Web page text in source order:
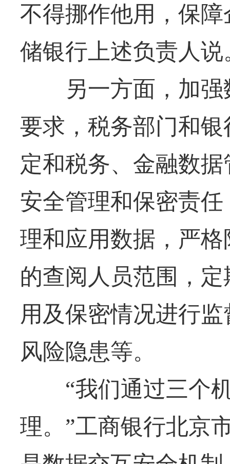
不得挪作他用，保
储银行上述负责人说
另一方面，加强
要求，税务部门和
定和税务、金融数
安全管理和保密责
理和应用数据，严
的查阅人员范围，
用及保密情况进行
风险隐患等。
“我们通过三个机
理。”工商银行北京